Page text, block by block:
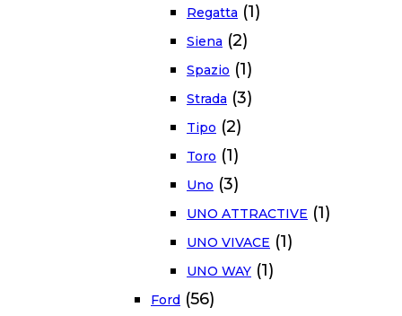
Regatta (1)
Siena (2)
Spazio (1)
Strada (3)
Tipo (2)
Toro (1)
Uno (3)
UNO ATTRACTIVE (1)
UNO VIVACE (1)
UNO WAY (1)
Ford (56)